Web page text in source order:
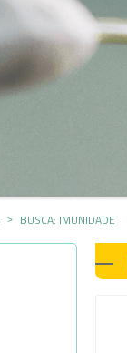
BUSCA: IMUNIDADE